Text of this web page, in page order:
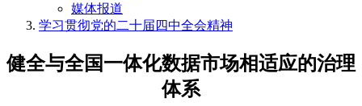
媒体报道
学习贯彻党的二十届四中全会精神
健全与全国一体化数据市场相适应的治理
体系